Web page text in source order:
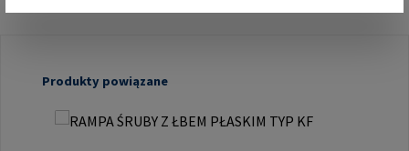
Pomiń galerię produktów
Produkty powiązane